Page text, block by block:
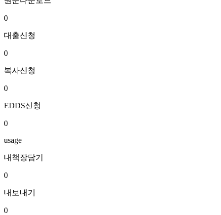
0
대출신청
0
복사신청
0
EDDS신청
0
usage
내책장담기
0
내보내기
0